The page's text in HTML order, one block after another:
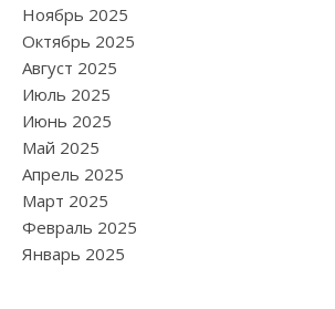
Ноябрь 2025
Октябрь 2025
Август 2025
Июль 2025
Июнь 2025
Май 2025
Апрель 2025
Март 2025
Февраль 2025
Январь 2025